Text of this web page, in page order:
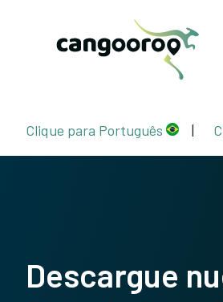
Clique para Português |
Descargue